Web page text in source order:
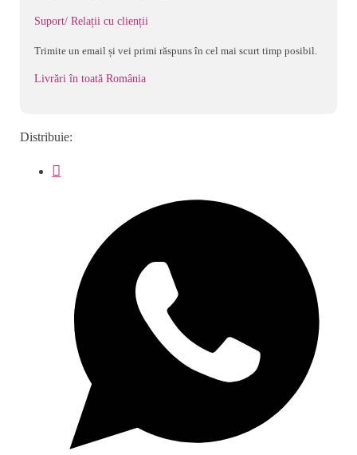
Suport/ Relații cu clienții
Trimite un email și vei primi răspuns în cel mai scurt timp posibil.
Livrări în toată România
Distribuie: